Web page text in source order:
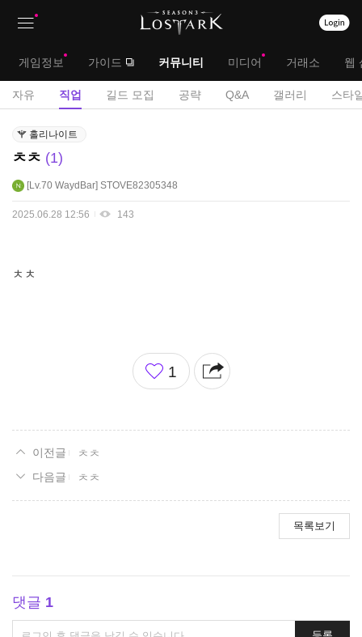
대
메
게임정보 가이드 커뮤니티 미디어 거래소 웹
서
자유 직업 길드 모집 공략 Q&A 갤러리 스타
직
업
시
홀리나이트
ㅊㅊ 1
Lv.70 WaydBar STOVE82305348
2025.06.28 12:56 143
ㅊㅊ
좋
아
1
ㅊㅊ
ㅊㅊ
목록보기
댓글 1
댓